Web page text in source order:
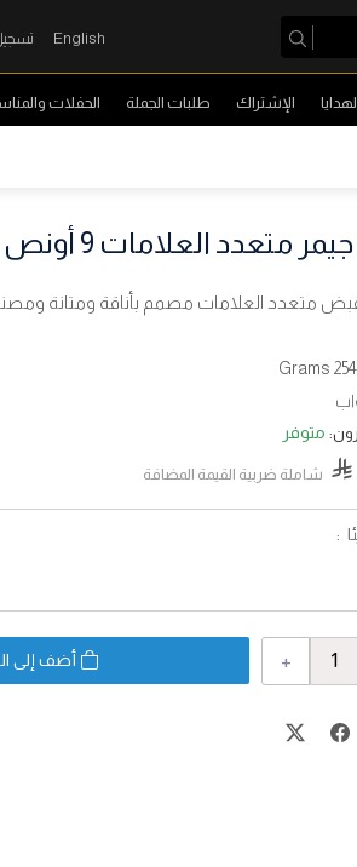
English
الإشتراك طلبات الجملة الحفلات
متعدد العلامات 9 أونص
متعدد العلامات مصمم بأناقة ومتانة
254.00
متوفر
شاملة ضربية القيمة المضافة
+ أضف إلى